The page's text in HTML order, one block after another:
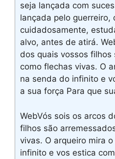
seja lançada com
lançada pelo guerreiro,
cuidadosamente,
alvo, antes de atirá.
dos quais vossos filhos
como flechas vivas. O
na senda do infinito e
a sua força Para que
WebVós sois os arcos
filhos são
vivas. O arqueiro mira
infinito e vos estica